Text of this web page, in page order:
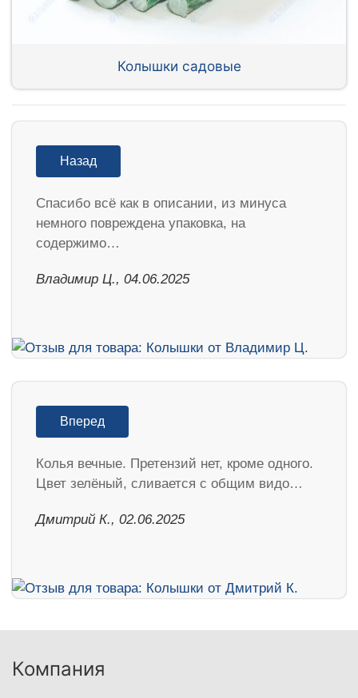
Колышки садовые
Назад
Спасибо всё как в описании, из минуса
немного повреждена упаковка, на
содержимо…
Владимир Ц., 04.06.2025
Вперед
Колья вечные. Претензий нет, кроме одного.
Цвет зелёный, сливается с общим видо…
Дмитрий К., 02.06.2025
Компания